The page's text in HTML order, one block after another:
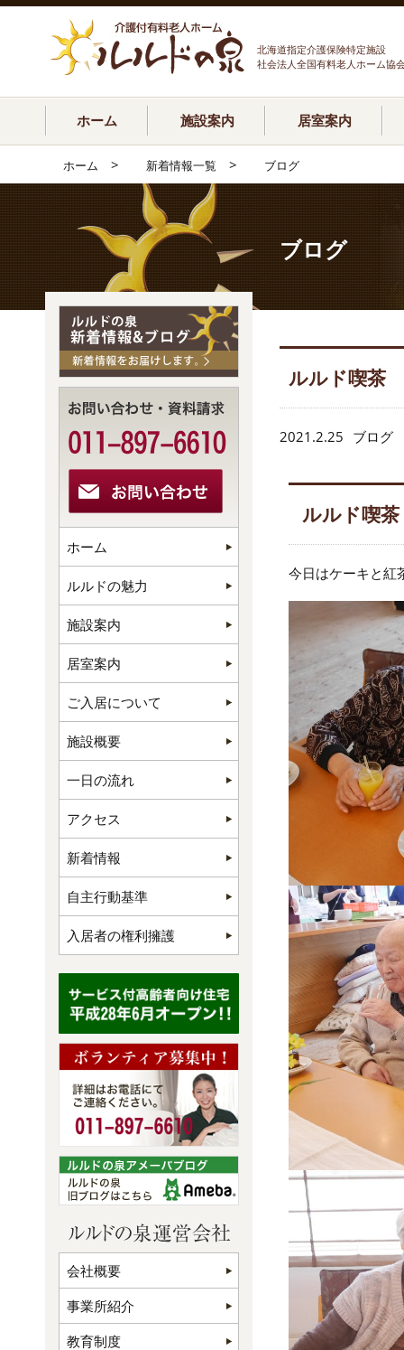
北海道指定介護保険特定施設
社会法人全国有料老人ホーム協
ホーム 施設案内 居室案内
ホーム > 新着情報一覧 > ブログ
ブログ
ルルド喫茶
2021.2.25 ブログ
ルルド喫茶
今日はケーキと紅
ホーム
ルルドの魅力
施設案内
居室案内
ご入居について
施設概要
一日の流れ
アクセス
新着情報
自主行動基準
入居者の権利擁護
会社概要
事業所紹介
教育制度